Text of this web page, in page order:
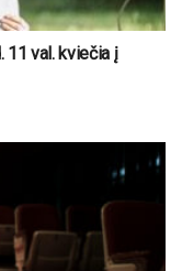
11 val. kviečia į